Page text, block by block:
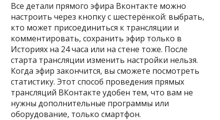
Все детали прямого эфира Вконтакте можно
настроить через кнопку с шестерёнкой: выбрать,
кто может присоединиться к трансляции и
комментировать, сохранить эфир только в
Историях на 24 часа или на стене тоже. После
старта трансляции изменить настройки нельзя.
Когда эфир закончится, вы сможете посмотреть
статистику. Этот способ проведения прямых
трансляций ВКонтакте удобен тем, что вам не
нужны дополнительные программы или
оборудование, только смартфон.